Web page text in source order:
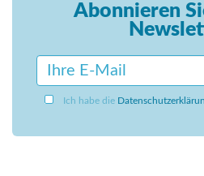
Abonnieren
Ich habe die